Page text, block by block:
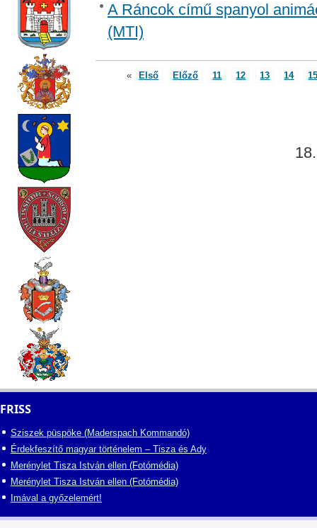
A Ráncok című spanyol
(MTI)
« Első Előző 11 12 13 14
FRISS
Sziszek püspöke (Maderspach Kommandó)
Érdekfeszítő magyar történelem – Tisza és Ady
Merénylet Tisza István ellen (Fotómédia)
Merénylet Tisza István ellen (Fotómédia)
Imával a győzelemért!